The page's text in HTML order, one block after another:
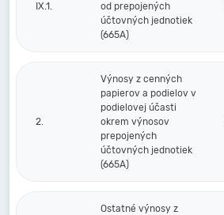
IX.1.
od prepojených
účtovných jednotiek
(665A)
2.
Výnosy z cenných
papierov a podielov v
podielovej účasti
okrem výnosov
prepojených
účtovných jednotiek
(665A)
Ostatné výnosy z